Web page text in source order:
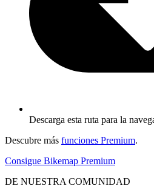
Descarga esta ruta para la
Descubre más funciones Premium.
Consigue Bikemap Premium
DE NUESTRA COMUNIDAD